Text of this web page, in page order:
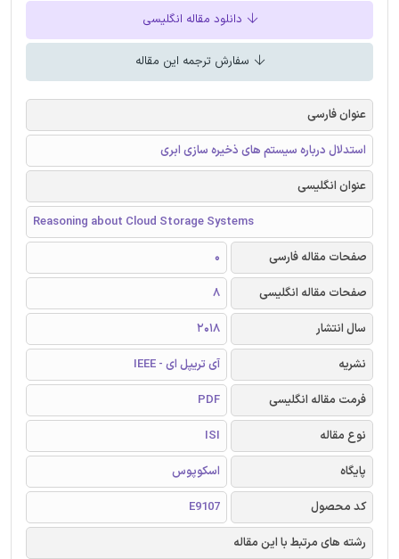
دانلود مقاله انگلیسی
سفارش ترجمه این مقاله
عنوان فارسی
استدلال درباره سیستم های ذخیره سازی ابری
عنوان انگلیسی
Reasoning about Cloud Storage Systems
صفحات مقاله فارسی
0
صفحات مقاله انگلیسی
8
سال انتشار
2018
نشریه
آی تریپل ای - IEEE
فرمت مقاله انگلیسی
PDF
نوع مقاله
ISI
پایگاه
اسکوپوس
کد محصول
E9107
رشته های مرتبط با این مقاله